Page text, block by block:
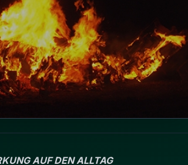
AUF DEN ALLTAG